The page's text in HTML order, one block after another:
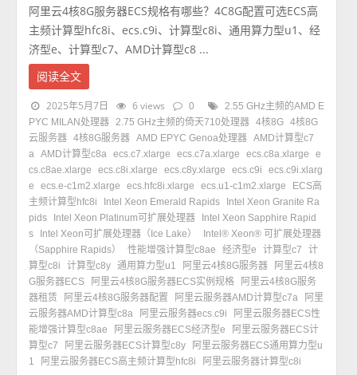
阿里云4核8G服务器ECS规格有哪些？4C8G配置可选ECS高
主频计算型hfc8i、ecs.c9i、计算型c8i、通用算力型u1、经
济型e、计算型c7、AMD计算型c8 ...
阅读全文
2025年5月7日 6 views 0
2.55 GHz主频的AMD E
PYC MILAN处理器 2.75 GHz主频的倚天710处理器 4核8G 4核8G
云服务器 4核8G服务器 AMD EPYC Genoa处理器 AMD计算型c7
a AMD计算型c8a ecs.c7.xlarge ecs.c7a.xlarge ecs.c8a.xlarge
e
cs.c8ae.xlarge
ecs.c8i.xlarge ecs.c8y.xlarge ecs.c9i
ecs.c9i.xlarg
e
ecs.e-c1m2.xlarge ecs.hfc8i.xlarge ecs.u1-c1m2.xlarge
ECS高
主频计算型hfc8i
Intel Xeon Emerald Rapids
Intel Xeon Granite Ra
pids
Intel Xeon Platinum可扩展处理器
Intel Xeon Sapphire Rapid
s
Intel Xeon可扩展处理器（Ice Lake）
Intel® Xeon® 可扩展处理器
（Sapphire Rapids）
性能增强计算型c8ae 经济型e 计算型c7
计
算型c8i
计算型c8y 通用算力型u1 阿里云4核8G服务器
阿里云4核8
G服务器ECS
阿里云4核8G服务器ECS实例规格
阿里云4核8G服务
器租赁
阿里云4核8G服务器配置 阿里云服务器AMD计算型c7a
阿里
云服务器AMD计算型c8a
阿里云服务器ecs.c9i
阿里云服务器ECS性
能增强计算型c8ae
阿里云服务器ECS经济型e
阿里云服务器ECS计
算型c7
阿里云服务器ECS计算型c8y
阿里云服务器ECS通用算力型u
1
阿里云服务器ECS高主频计算型hfc8i 阿里云服务器计算型c8i